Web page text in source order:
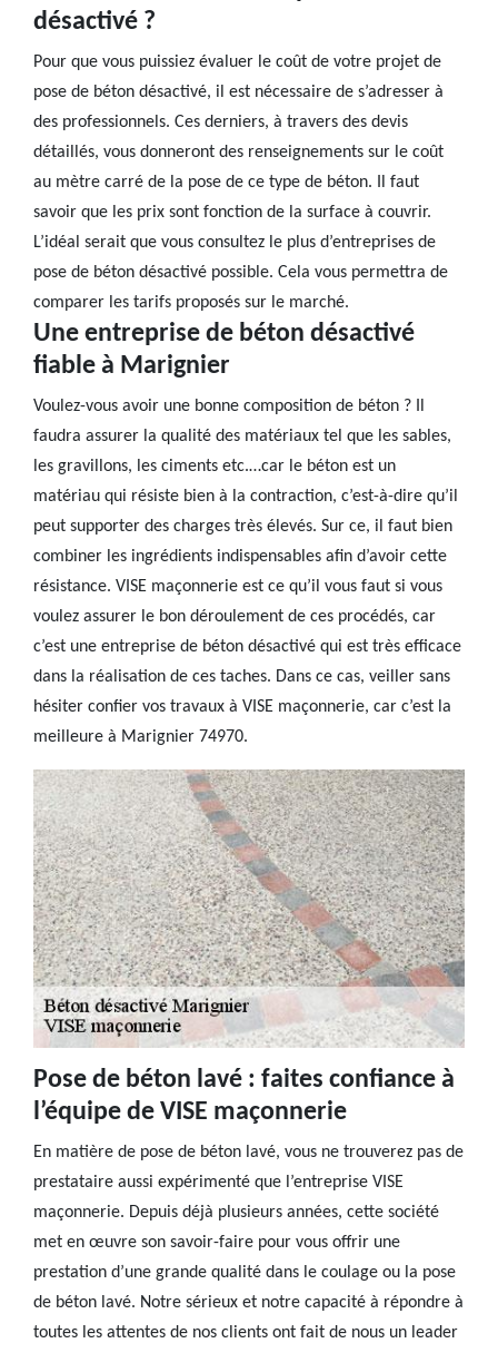
désactivé ?
Pour que vous puissiez évaluer le coût de votre projet de
pose de béton désactivé, il est nécessaire de s’adresser à
des professionnels. Ces derniers, à travers des devis
détaillés, vous donneront des renseignements sur le coût
au mètre carré de la pose de ce type de béton. Il faut
savoir que les prix sont fonction de la surface à couvrir.
L’idéal serait que vous consultez le plus d’entreprises de
pose de béton désactivé possible. Cela vous permettra de
comparer les tarifs proposés sur le marché.
Une entreprise de béton désactivé
fiable à Marignier
Voulez-vous avoir une bonne composition de béton ? Il
faudra assurer la qualité des matériaux tel que les sables,
les gravillons, les ciments etc.…car le béton est un
matériau qui résiste bien à la contraction, c’est-à-dire qu’il
peut supporter des charges très élevés. Sur ce, il faut bien
combiner les ingrédients indispensables afin d’avoir cette
résistance. VISE maçonnerie est ce qu’il vous faut si vous
voulez assurer le bon déroulement de ces procédés, car
c’est une entreprise de béton désactivé qui est très efficace
dans la réalisation de ces taches. Dans ce cas, veiller sans
hésiter confier vos travaux à VISE maçonnerie, car c’est la
meilleure à Marignier 74970.
Pose de béton lavé : faites confiance à
l’équipe de VISE maçonnerie
En matière de pose de béton lavé, vous ne trouverez pas de
prestataire aussi expérimenté que l’entreprise VISE
maçonnerie. Depuis déjà plusieurs années, cette société
met en œuvre son savoir-faire pour vous offrir une
prestation d’une grande qualité dans le coulage ou la pose
de béton lavé. Notre sérieux et notre capacité à répondre à
toutes les attentes de nos clients ont fait de nous un leader